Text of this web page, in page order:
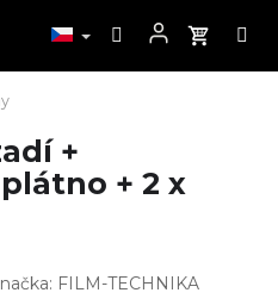
+
+ 2 x
FILM-TECHNIKA